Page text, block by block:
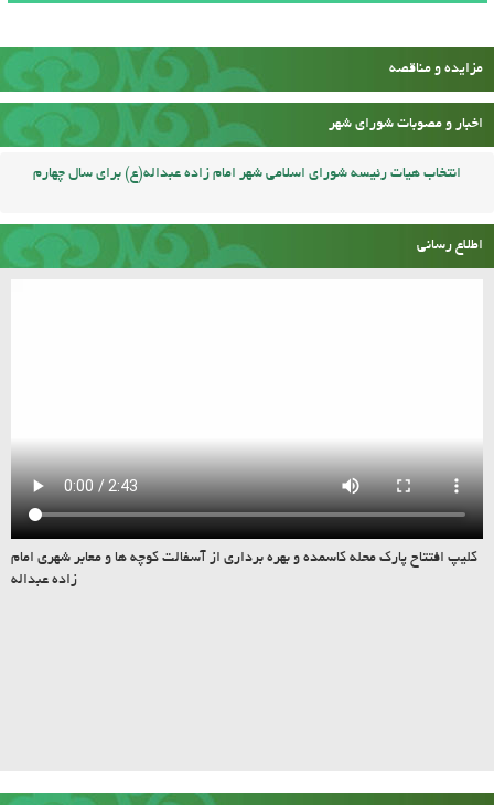
مزایده و مناقصه
اخبار و مصوبات شورای شهر
انتخاب هیات رئیسه شورای اسلامی شهر امام زاده عبداله(ع) برای سال چهارم
اطلاع رسانی
کلیپ افتتاح پارک محله کاسمده و بهره برداری از آسفالت کوچه ها و معابر شهری امام
زاده عبداله